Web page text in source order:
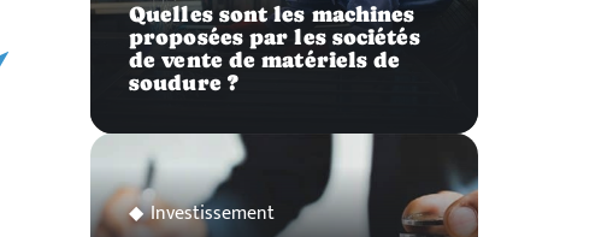
Quelles sont les machines
proposées par les sociétés
de vente de matériels de
soudure ?
Investissement